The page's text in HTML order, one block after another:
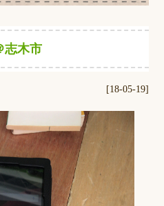
志木市
[18-05-19]